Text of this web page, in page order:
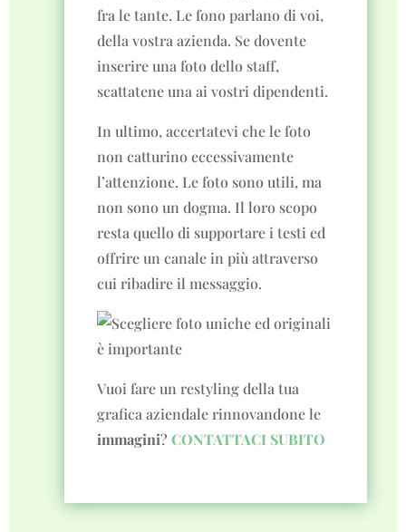
fra le tante. Le fono parlano di voi,
della vostra azienda. Se dovente
inserire una foto dello staff,
scattatene una ai vostri dipendenti.
In ultimo, accertatevi che le foto
non catturino eccessivamente
l’attenzione. Le foto sono utili, ma
non sono un dogma. Il loro scopo
resta quello di supportare i testi ed
offrire un canale in più attraverso
cui ribadire il messaggio.
Vuoi fare un restyling della tua
grafica aziendale rinnovandone le
immagini?CONTATTACI SUBITO